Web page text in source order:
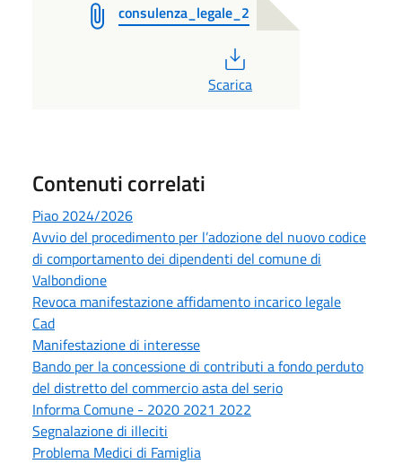
consulenza_legale_2
Scarica
Contenuti correlati
Piao 2024/2026
Avvio del procedimento per l’adozione del nuovo codice
di comportamento dei dipendenti del comune di
Valbondione
Revoca manifestazione affidamento incarico legale
Cad
Manifestazione di interesse
Bando per la concessione di contributi a fondo perduto
del distretto del commercio asta del serio
Informa Comune - 2020 2021 2022
Segnalazione di illeciti
Problema Medici di Famiglia